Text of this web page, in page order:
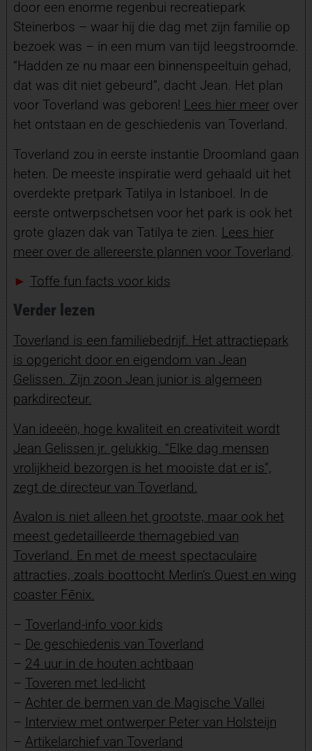
door een enorme regenbui recreatiepark
Steinerbos – waar hij die dag met zijn familie op
bezoek was – in een mum van tijd leegstroomde.
“Hadden ze nu maar een binnenspeeltuin gehad,
dat was dit niet gebeurd”, dacht Jean. Het plan
voor Toverland was geboren! Lees hier meerover
het ontstaan en de geschiedenis van Toverland.
Toverland zou in eerste instantie Droomland gaan
heten. De meeste inspiratie werd gehaald uit het
overdekte pretpark Tatilya in Istanboel. In de
eerste ontwerpschetsen voor het park is ook het
grote glazen dak van Tatilya te zien. Lees hier
meer over de allereerste plannen voor Toverland.
► Toffe fun facts voor kids
Verder lezen
Toverland is een familiebedrijf. Het attractiepark
is opgericht door en eigendom van Jean
Gelissen. Zijn zoon Jean junior is algemeen
parkdirecteur.
Van ideeën, hoge kwaliteit en creativiteit wordt
Jean Gelissen jr. gelukkig. “Elke dag mensen
vrolijkheid bezorgen is het mooiste dat er is”,
zegt de directeur van Toverland.
Avalon is niet alleen het grootste, maar ook het
meest gedetailleerde themagebied van
Toverland. En met de meest spectaculaire
attracties, zoals boottocht Merlin’s Quest en wing
coaster Fēnix.
– Toverland-info voor kids
– De geschiedenis van Toverland
– 24 uur in de houten achtbaan
– Toveren met led-licht
– Achter de bermen van de Magische Vallei
– Interview met ontwerper Peter van Holsteijn
– Artikelarchief van Toverland